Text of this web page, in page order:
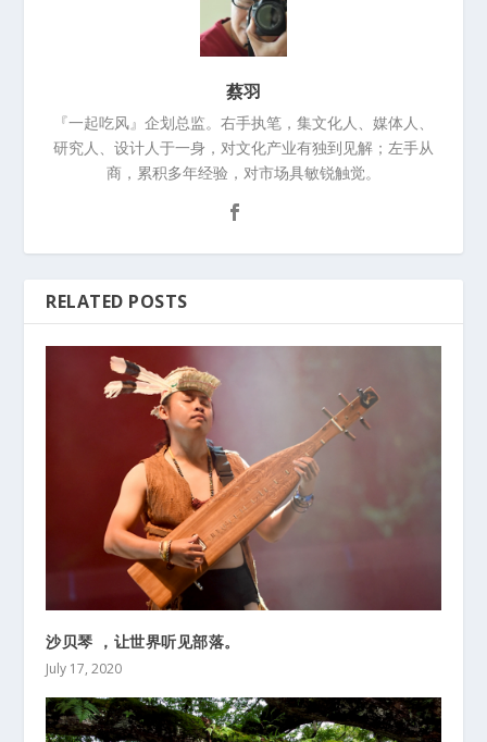
蔡羽
『一起吃风』企划总监。右手执笔，集文化人、媒体人、
研究人、设计人于一身，对文化产业有独到见解；左手从
商，累积多年经验，对市场具敏锐触觉。
RELATED POSTS
沙贝琴 ，让世界听见部落。
July 17, 2020